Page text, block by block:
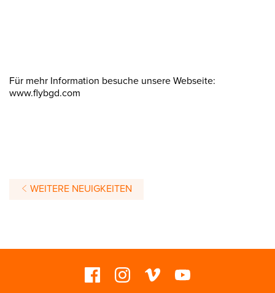
Für mehr Information besuche unsere Webseite:
www.flybgd.com
WEITERE NEUIGKEITEN